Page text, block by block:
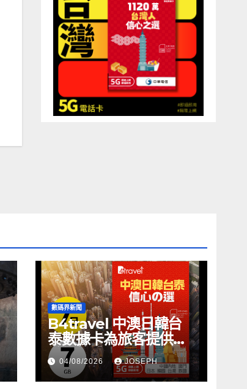
數碼界新聞
B4travel 中澳日韓台
泰數據卡為旅客提供無
縫網絡體驗
04/08/2026 JOSEPH